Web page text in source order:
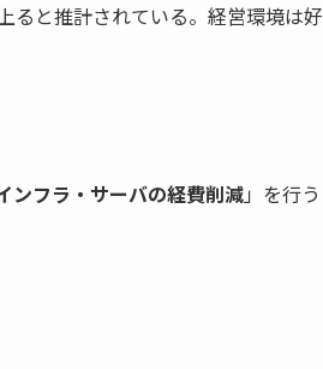
ると推計されている。経営環境は好
ンフラ・サーバの経費削減」を行う